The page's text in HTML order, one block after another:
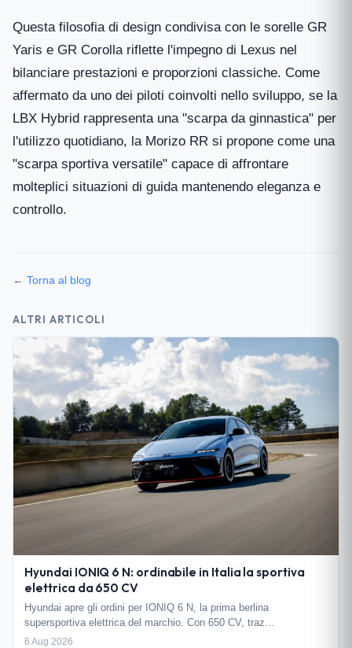
Questa filosofia di design condivisa con le sorelle GR
Yaris e GR Corolla riflette l'impegno di Lexus nel
bilanciare prestazioni e proporzioni classiche. Come
affermato da uno dei piloti coinvolti nello sviluppo, se la
LBX Hybrid rappresenta una "scarpa da ginnastica" per
l'utilizzo quotidiano, la Morizo RR si propone come una
"scarpa sportiva versatile" capace di affrontare
molteplici situazioni di guida mantenendo eleganza e
controllo.
← Torna al blog
ALTRI ARTICOLI
Hyundai IONIQ 6 N: ordinabile in Italia la sportiva
elettrica da 650 CV
Hyundai apre gli ordini per IONIQ 6 N, la prima berlina
supersportiva elettrica del marchio. Con 650 CV, traz…
6 Aug 2026